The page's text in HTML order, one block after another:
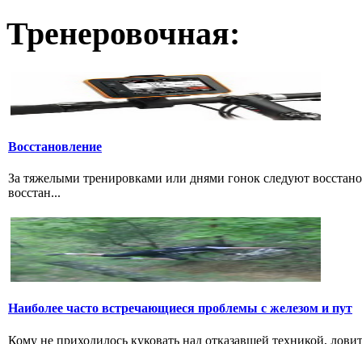
Тренеровочная:
Восстановление
За тяжелыми тренировками или днями гонок следуют
восстан...
Наиболее часто встречающиеся проблемы с железом и пут
Кому не приходилось куковать над отказавшей техникой,